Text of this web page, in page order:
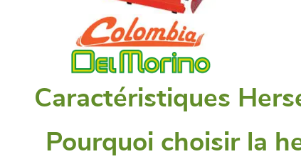
Caractéristiques
Pourquoi choisir la